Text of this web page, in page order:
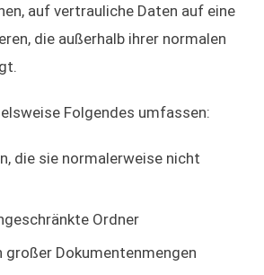
auf vertrauliche Daten auf eine
die außerhalb ihrer normalen
Folgendes umfassen:
die sie normalerweise nicht
Ordner
großer Dokumentenmengen